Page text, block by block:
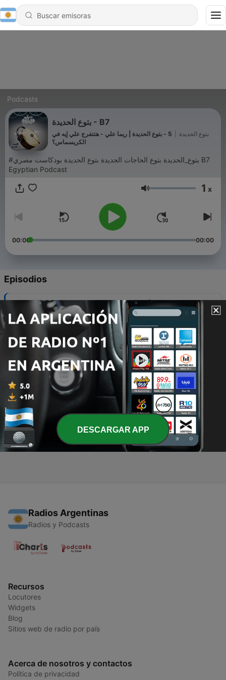
Podcasts
بتوع الحديدة - B7
بتوع الحديدة
5 - بتوع الحديدة | ريما علي - هتتفرج علي إيه في
الكريسماس؟
#بتوع_الحديدة بتوع الحاجات الجديدة بتوع الحديدة بودكاست مصري B7
Egyptian Podcast
Volumen 1 x
00:00 00:00
Episodios
- بتوع الحديدة | ريما علي - هتتفرج علي إيه في الكريسماس؟
01 ene. 2020
4 - بتوع الحديدة | هند محمود - نوبل في العبط
16 dic. 2019
3 - بتوع الحديدة | لامليا حبلص - إشتم إشتم
16 dic. 2019
2 - بتوع الحديدة | دينا فؤاد - مصطفي بأنواعه
07 dic. 2019
1 - شارة بتوع الحديدة - B7 Jingle
30 nov. 2019
Radios Argentinas
Radios y Podcasts
Recursos
Locutores
Widgets
Blog
Sitios web de radio por país
Acerca de nosotros y contactos
Política de privacidad
DESCARGAR APP